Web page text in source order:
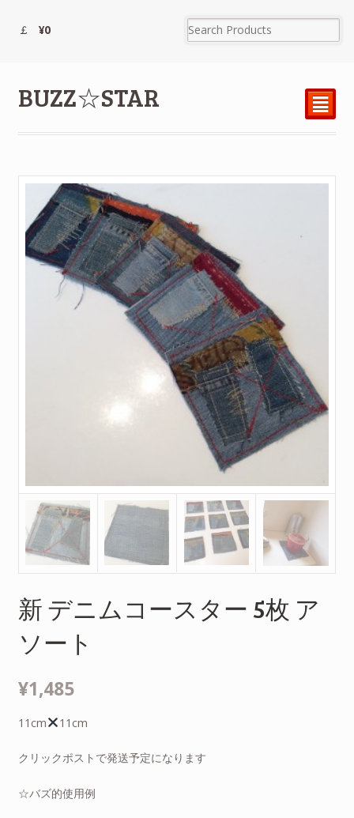
¥0
BUZZ☆STAR ²
新 デニムコースター 5枚 ア
ソート
¥1,485
11cm 11cm
クリックポストで発送予定になります
☆バズ的使用例